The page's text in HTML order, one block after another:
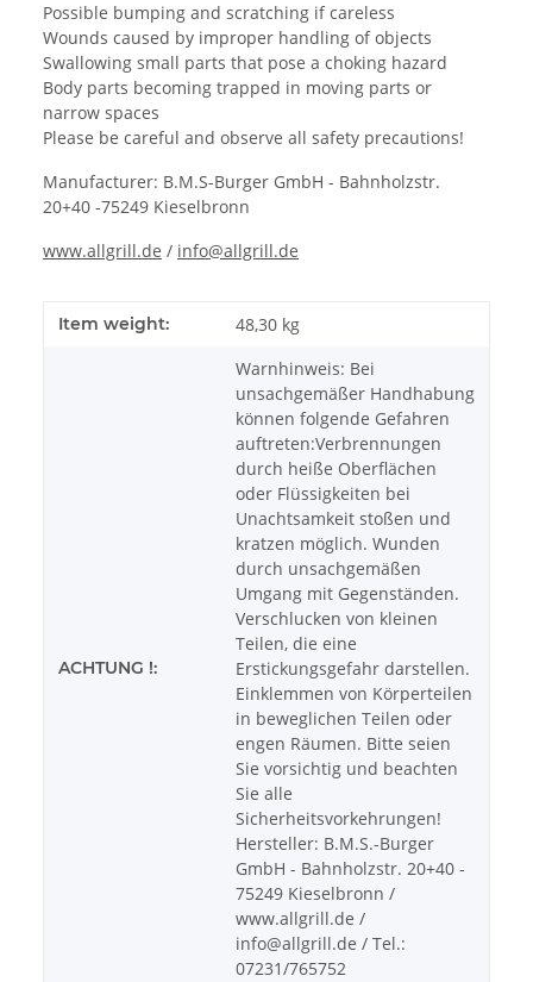
Possible bumping and scratching if careless
Wounds caused by improper handling of objects
Swallowing small parts that pose a choking hazard
Body parts becoming trapped in moving parts or
narrow spaces
Please be careful and observe all safety precautions!
Manufacturer: B.M.S-Burger GmbH - Bahnholzstr.
20+40 -75249 Kieselbronn
www.allgrill.de / info@allgrill.de
Item weight: 48,30 kg
ACHTUNG !:
Warnhinweis: Bei
unsachgemäßer Handhabung
können folgende Gefahren
auftreten:Verbrennungen
durch heiße Oberflächen
oder Flüssigkeiten bei
Unachtsamkeit stoßen und
kratzen möglich. Wunden
durch unsachgemäßen
Umgang mit Gegenständen.
Verschlucken von kleinen
Teilen, die eine
Erstickungsgefahr darstellen.
Einklemmen von Körperteilen
in beweglichen Teilen oder
engen Räumen. Bitte seien
Sie vorsichtig und beachten
Sie alle
Sicherheitsvorkehrungen!
Hersteller: B.M.S.-Burger
GmbH - Bahnholzstr. 20+40 -
75249 Kieselbronn /
www.allgrill.de /
info@allgrill.de / Tel.:
07231/765752